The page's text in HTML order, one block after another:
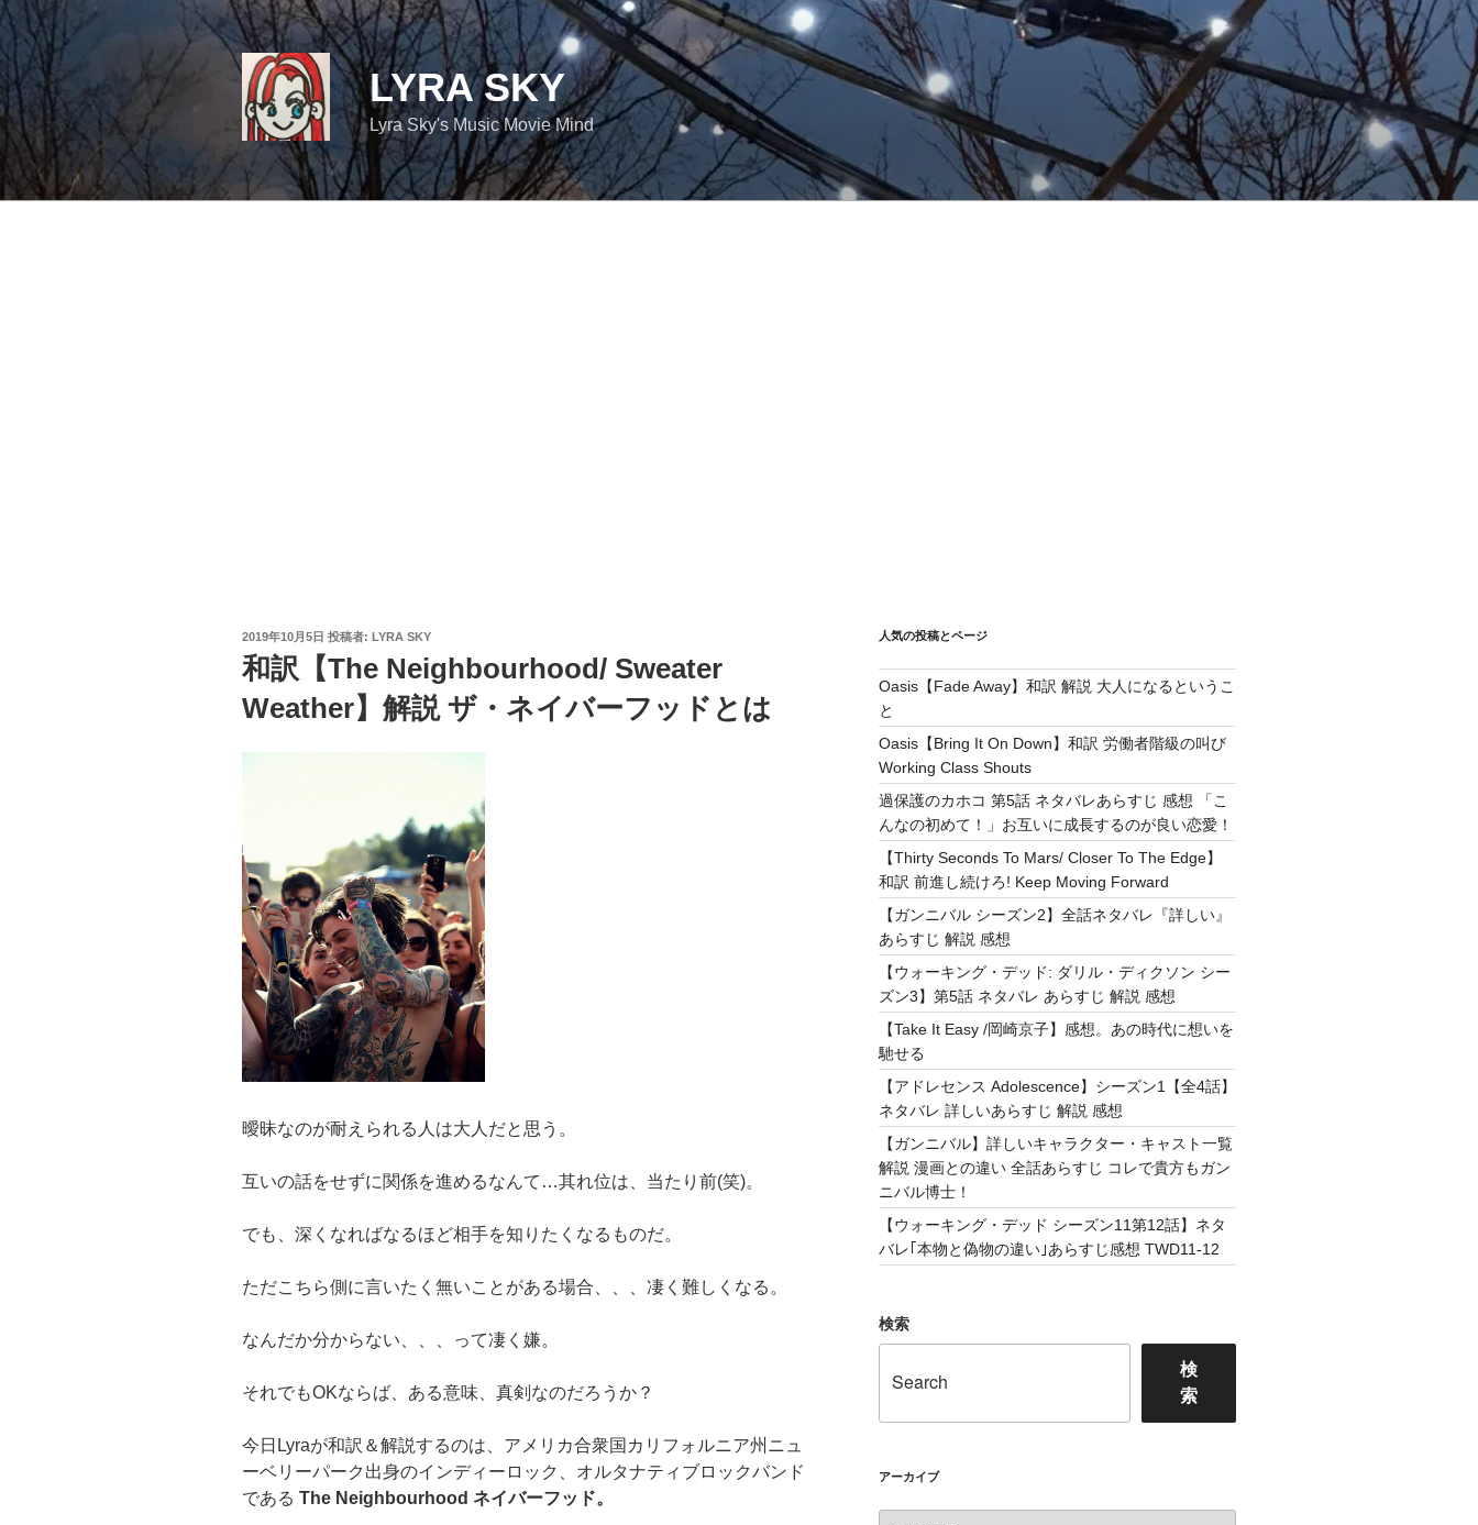
コ
テ
ン
ツ
へ
ス
キ
LYRA SKY
Lyra Sky's Music Movie Mind
投
稿
日:
2019年10月5日 投稿者: LYRA SKY
和訳【The Neighbourhood/ Sweater
Weather】解説 ザ・ネイバーフッドとは
曖昧なのが耐えられる人は大人だと思う。
互いの話をせずに関係を進めるなんて…其れ位は、当たり前(笑)。
でも、深くなればなるほど相手を知りたくなるものだ。
ただこちら側に言いたく無いことがある場合、、、凄く難しくなる。
なんだか分からない、、、って凄く嫌。
それでもOKならば、ある意味、真剣なのだろうか？
今日Lyraが和訳＆解説するのは、アメリカ合衆国カリフォルニア州ニュ
ーベリーパーク出身のインディーロック、オルタナティブロックバンド
である The Neighbourhood ネイバーフッド。
人気の投稿とページ
Oasis【Fade Away】和訳 解説 大人になるというこ
と
Oasis【Bring It On Down】和訳 労働者階級の叫び
Working Class Shouts
過保護のカホコ 第5話 ネタバレあらすじ 感想 「こ
んなの初めて！」お互いに成長するのが良い恋愛！
【Thirty Seconds To Mars/ Closer To The Edge】
和訳 前進し続けろ! Keep Moving Forward
【ガンニバル シーズン2】全話ネタバレ『詳しい』
あらすじ 解説 感想
【ウォーキング・デッド: ダリル・ディクソン シー
ズン3】第5話 ネタバレ あらすじ 解説 感想
【Take It Easy /岡崎京子】感想。あの時代に想いを
馳せる
【アドレセンス Adolescence】シーズン1【全4話】
ネタバレ 詳しいあらすじ 解説 感想
【ガンニバル】詳しいキャラクター・キャスト一覧
解説 漫画との違い 全話あらすじ コレで貴方もガン
ニバル博士！
【ウォーキング・デッド シーズン11第12話】ネタ
バレ｢本物と偽物の違い｣あらすじ感想 TWD11-12
検索
検
索
アーカイブ